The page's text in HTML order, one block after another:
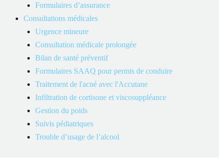
Formulaires d’assurance
Consultations médicales
Urgence mineure
Consultation médicale prolongée
Bilan de santé préventif
Formulaires SAAQ pour permis de conduire
Traitement de l'acné avec l'Accutane
Infiltration de cortisone et viscosuppléance
Gestion du poids
Suivis pédiatriques
Trouble d’usage de l’alcool
Citadelle Santé est une clinique constituée d’infirmières
praticiennes spécialisées (IPS) dévouées à votre bien-être et
attentives à vos besoins. Grâce à leurs compétences médicales
avancées, nos IPS sont en mesure de proposer une vaste gamme
de services, allant des soins de santé de base aux consultations
plus approfondies.
Elles peuvent notamment prescrire des médicaments, demander